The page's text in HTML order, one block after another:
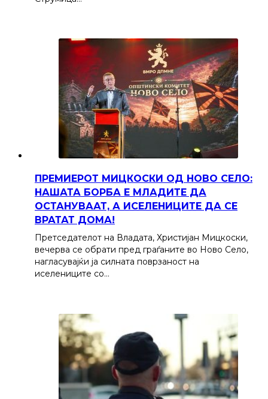
ПРЕМИЕРОТ МИЦКОСКИ ОД НОВО СЕЛО:
НАШАТА БОРБА Е МЛАДИТЕ ДА
ОСТАНУВААТ, А ИСЕЛЕНИЦИТЕ ДА СЕ
ВРАТАТ ДОМА!
Претседателот на Владата, Христијан Мицкоски,
вечерва се обрати пред граѓаните во Ново Село,
нагласувајќи ја силната поврзаност на
иселениците со…